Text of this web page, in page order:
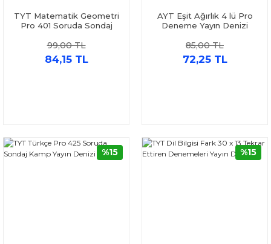
TYT Matematik Geometri
Pro 401 Soruda Sondaj
99,00 TL
84,15 TL
AYT Eşit Ağırlık 4 lü Pro
Deneme Yayın Denizi
85,00 TL
72,25 TL
%15 %15